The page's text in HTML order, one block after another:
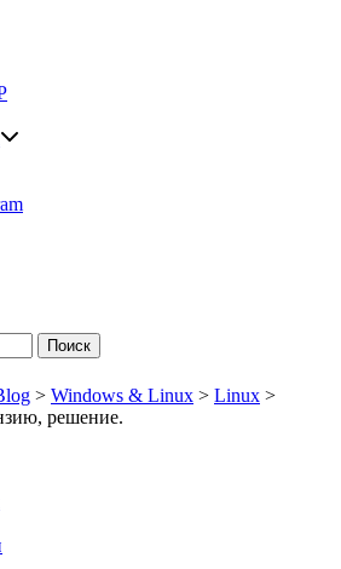
> Windows & Linux > Linux >
решение.